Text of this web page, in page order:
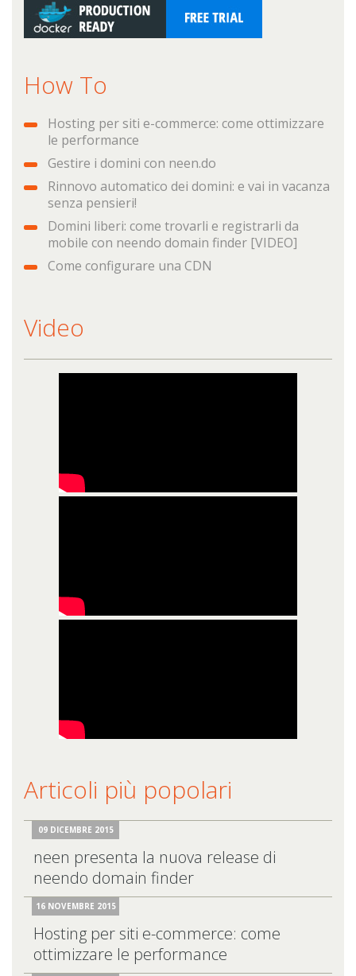
How To
Hosting per siti e-commerce: come ottimizzare
le performance
Gestire i domini con neen.do
Rinnovo automatico dei domini: e vai in vacanza
senza pensieri!
Domini liberi: come trovarli e registrarli da
mobile con neendo domain finder [VIDEO]
Come configurare una CDN
Video
Articoli più popolari
09 DICEMBRE 2015
neen presenta la nuova release di
neendo domain finder
16 NOVEMBRE 2015
Hosting per siti e-commerce: come
ottimizzare le performance